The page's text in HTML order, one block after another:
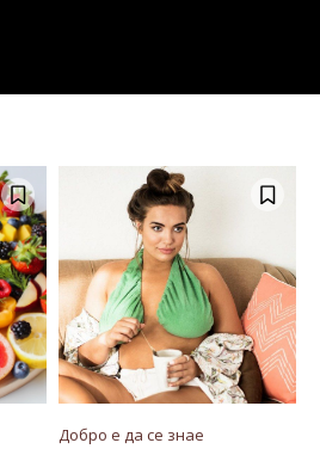
Добро е да се знае